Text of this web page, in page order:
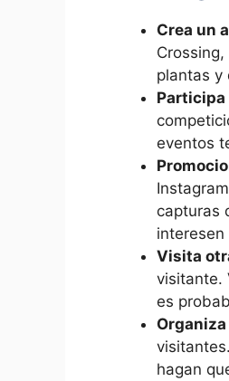
Crea un
plantas y
Participa‍
eventos
capturas
Visita⁣
visitante.
es
hagan